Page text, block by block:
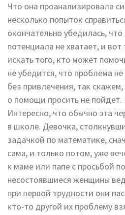
Что она проанализировала
несколько попыток
окончательно убедилась, что
потенциала не хватает, и
искать того, кто может
не убедится, что проблема
без привлечения, так
о помощи просить не пойдет.
Интересно, что обычно эта
в школе. Девочка,
задачкой по математике,
сама, и только потом, уже
к маме или папе с просьбой
несостоявшиеся женщины
при первой трудности они
кто-то другой их проблему